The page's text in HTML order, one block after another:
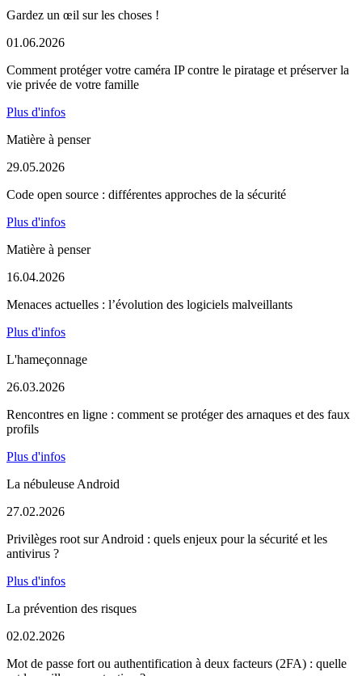
Gardez un œil sur les choses !
01.06.2026
Comment protéger votre caméra IP contre le piratage et préserver la
vie privée de votre famille
Plus d'infos
Matière à penser
29.05.2026
Code open source : différentes approches de la sécurité
Plus d'infos
Matière à penser
16.04.2026
Menaces actuelles : l’évolution des logiciels malveillants
Plus d'infos
L'hameçonnage
26.03.2026
Rencontres en ligne : comment se protéger des arnaques et des faux
profils
Plus d'infos
La nébuleuse Android
27.02.2026
Privilèges root sur Android : quels enjeux pour la sécurité et les
antivirus ?
Plus d'infos
La prévention des risques
02.02.2026
Mot de passe fort ou authentification à deux facteurs (2FA) : quelle